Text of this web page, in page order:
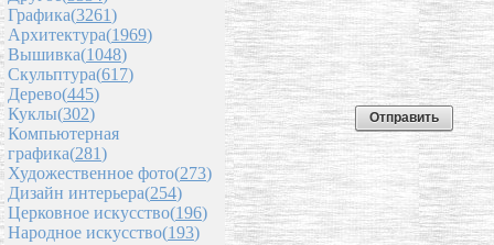
Графика(3261)
Архитектура(1969)
Вышивка(1048)
Скульптура(617)
Дерево(445)
Куклы(302)
Компьютерная
графика(281)
Художественное фото(273)
Дизайн интерьера(254)
Церковное искусство(196)
Народное искусство(193)